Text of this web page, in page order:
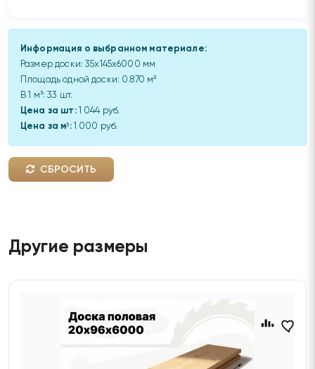
Информация о выбранном материале:
Размер доски:35x145x6000 мм
Площадь одной доски: 0.870 м²
В 1 м³:33 шт.
Цена за шт:1 044 руб.
Цена за м³:1 000 руб.
СБРОСИТЬ
Другие размеры